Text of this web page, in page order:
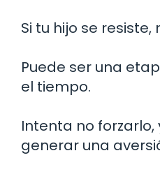
Si tu hijo se
Puede ser una
el tiempo.
Intenta no
generar una